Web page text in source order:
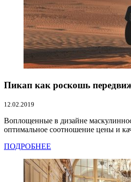
Пикап как роскошь
12.02.2019
Воплощенные в дизайне
оптимальное соотношение цены и
ПОДРОБНЕЕ